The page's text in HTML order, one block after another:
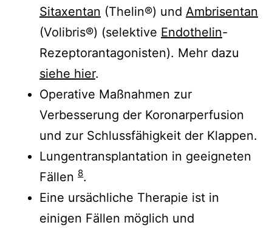
Sitaxentan (Thelin®) und Ambrisentan
(Volibris®) (selektive Endothelin-
Rezeptorantagonisten). Mehr dazu
siehe hier.
Operative Maßnahmen zur
Verbesserung der Koronarperfusion
und zur Schlussfähigkeit der Klappen.
Lungentransplantation in geeigneten
Fällen 8.
Eine ursächliche Therapie ist in
einigen Fällen möglich und